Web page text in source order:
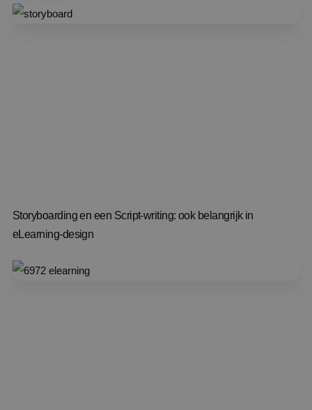
Storyboarding en een Script-writing: ook belangrijk in
eLearning-design